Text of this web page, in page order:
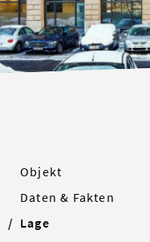
Objekt
Daten & Fakten
Lage